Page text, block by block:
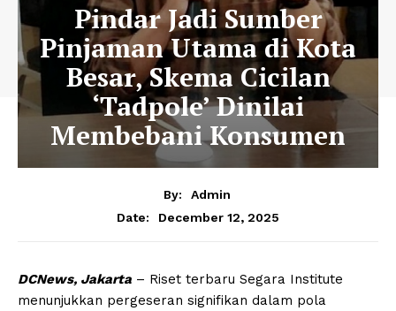
Pindar Jadi Sumber
Pinjaman Utama di Kota
Besar, Skema Cicilan
‘Tadpole’ Dinilai
Membebani Konsumen
By:
Admin
Date:
December 12, 2025
DCNews, Jakarta – Riset terbaru Segara Institute
menunjukkan pergeseran signifikan dalam pola